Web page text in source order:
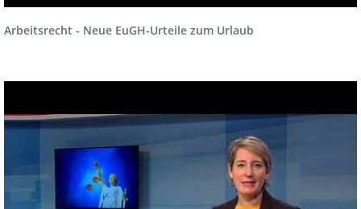
Arbeitsrecht - Neue EuGH-Urteile zum Urlaub